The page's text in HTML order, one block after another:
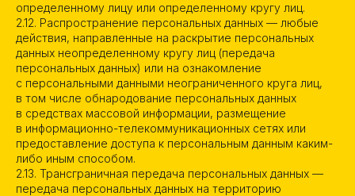
определенному лицу или определенному кругу лиц.
2.12. Распространение персональных данных — любые
действия, направленные на раскрытие персональных
данных неопределенному кругу лиц (передача
персональных данных) или на ознакомление
с персональными данными неограниченного круга лиц,
в том числе обнародование персональных данных
в средствах массовой информации, размещение
в информационно-телекоммуникационных сетях или
предоставление доступа к персональным данным каким-
либо иным способом.
2.13. Трансграничная передача персональных данных —
передача персональных данных на территорию